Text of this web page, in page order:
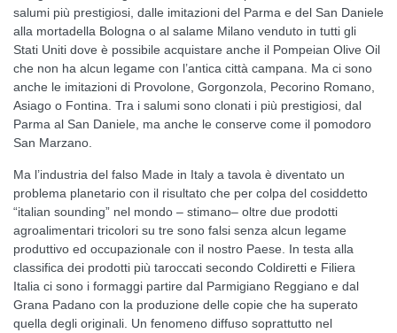
salumi più prestigiosi, dalle imitazioni del Parma e del San Daniele
alla mortadella Bologna o al salame Milano venduto in tutti gli
Stati Uniti dove è possibile acquistare anche il Pompeian Olive Oil
che non ha alcun legame con l’antica città campana. Ma ci sono
anche le imitazioni di Provolone, Gorgonzola, Pecorino Romano,
Asiago o Fontina. Tra i salumi sono clonati i più prestigiosi, dal
Parma al San Daniele, ma anche le conserve come il pomodoro
San Marzano.
Ma l’industria del falso Made in Italy a tavola è diventato un
problema planetario con il risultato che per colpa del cosiddetto
“italian sounding” nel mondo – stimano– oltre due prodotti
agroalimentari tricolori su tre sono falsi senza alcun legame
produttivo ed occupazionale con il nostro Paese. In testa alla
classifica dei prodotti più taroccati secondo Coldiretti e Filiera
Italia ci sono i formaggi partire dal Parmigiano Reggiano e dal
Grana Padano con la produzione delle copie che ha superato
quella degli originali. Un fenomeno diffuso soprattutto nel